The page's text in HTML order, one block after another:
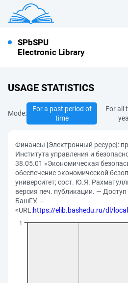
SPbSPU
Electronic Library
USAGE STATISTICS
Mode:
For a past period of
time
For all
Финансы [Электронный ресурс]:
Института управления и
38.05.01 «Экономическая
обеспечение экономической
университет; сост. Ю.Я.
версия печ. публикации. —
БашГУ. —
<URL:https://elib.bashedu.ru/dl/